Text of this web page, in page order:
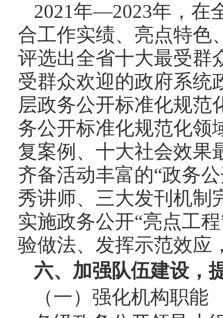
2021年—2023年，在
合工作实绩、亮点特色
评选出全省十大最受群
受群众欢迎的政府系统
层政务公开标准化规范
务公开标准化规范化领
复案例、十大社会效果
齐备活动丰富的“政务
秀讲师、三大发刊机制
实施政务公开“亮点工
验做法、发挥示范效应
六、加强队伍建设，
（一）强化机构职能